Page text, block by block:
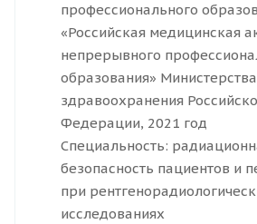
профессионального
«Российская медицинская
непрерывного
образования» Министерства
здравоохранения
Федерации, 2021 год
Специальность:
безопасность пациентов и
при
исследованиях